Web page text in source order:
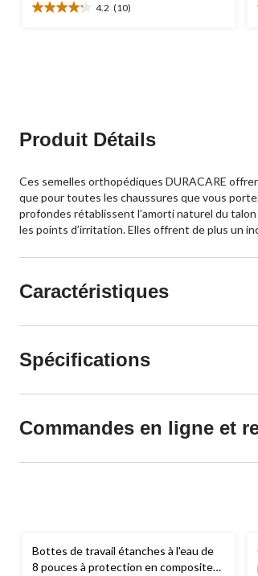
4.2 (10)
4.2
Produit Détails
Ces semelles orthopédiques DURACARE
que pour toutes les chaussures que vous
profondes rétablissent l’amorti naturel du
les points d’irritation. Elles offrent de plus un
Caractéristiques
Spécifications
Commandes en ligne et
Bottes de travail étanches à l'eau de
8 pouces à protection en composite